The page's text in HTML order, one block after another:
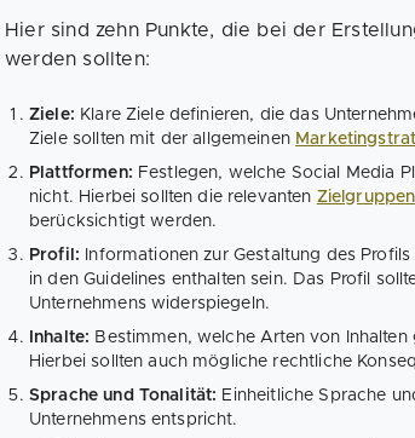
Hier sind zehn Punkte, die bei der
werden sollten:
Ziele: Klare Ziele definieren, die das
Ziele sollten mit der allgemeinen
Plattformen: Festlegen, welche Social Media
nicht. Hierbei sollten die relevanten Zielgruppen
berücksichtigt werden.
Profil: Informationen zur Gestaltung des
in den Guidelines enthalten sein. Das Profil
Unternehmens widerspiegeln.
Inhalte: Bestimmen, welche Arten von
Hierbei sollten auch mögliche rechtliche
Sprache und Tonalität: Einheitliche Sprache
Unternehmens entspricht.